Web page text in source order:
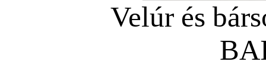
Velúr és